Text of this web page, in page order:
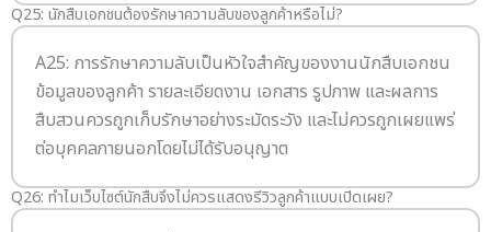
Q25: นักสืบเอกชนต้องรักษาความลับของลูกค้าหรือไม่?
A25: การรักษาความลับเป็นหัวใจสำคัญของงานนักสืบเอกชน
ข้อมูลของลูกค้า รายละเอียดงาน เอกสาร รูปภาพ และผลการ
สืบสวนควรถูกเก็บรักษาอย่างระมัดระวัง และไม่ควรถูกเผยแพร่
ต่อบุคคลภายนอกโดยไม่ได้รับอนุญาต
Q26: ทำไมเว็บไซต์นักสืบจึงไม่ควรแสดงรีวิวลูกค้าแบบเปิดเผย?